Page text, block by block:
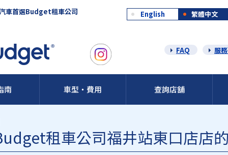
車首選Budget租車公司 English 繁體中文
FAQ 服
南 車型・費用 查詢店舖
租車公司福井站東口店店